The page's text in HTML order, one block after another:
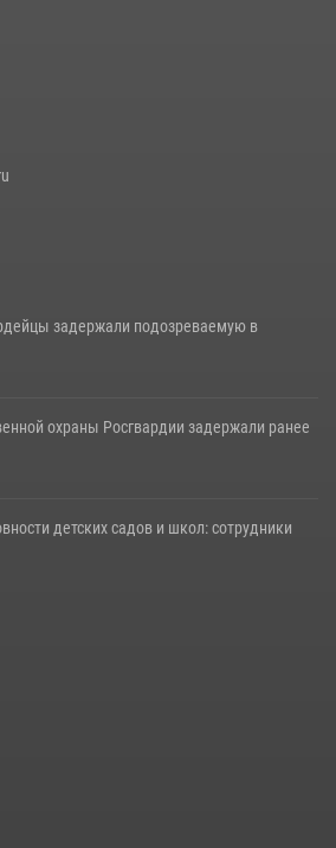
задержали подозреваемую в
охраны Росгвардии задержали ранее
детских садов и школ: сотрудники